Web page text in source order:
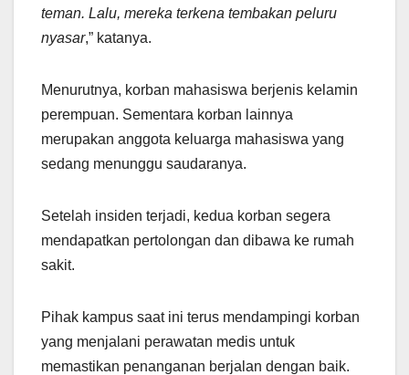
teman. Lalu, mereka terkena tembakan peluru
nyasar,” katanya.
Menurutnya, korban mahasiswa berjenis kelamin
perempuan. Sementara korban lainnya
merupakan anggota keluarga mahasiswa yang
sedang menunggu saudaranya.
Setelah insiden terjadi, kedua korban segera
mendapatkan pertolongan dan dibawa ke rumah
sakit.
Pihak kampus saat ini terus mendampingi korban
yang menjalani perawatan medis untuk
memastikan penanganan berjalan dengan baik.